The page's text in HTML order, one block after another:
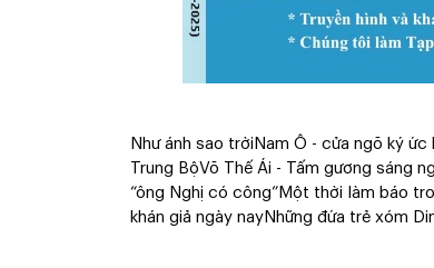
Như ánh sao trời Nam Ô - cửa ngõ ký ức
Trung BộVõ Thế Ái - Tấm gương sáng
“ông Nghị có công” Một thời làm báo
khán giả ngày nay Những đứa trẻ xóm